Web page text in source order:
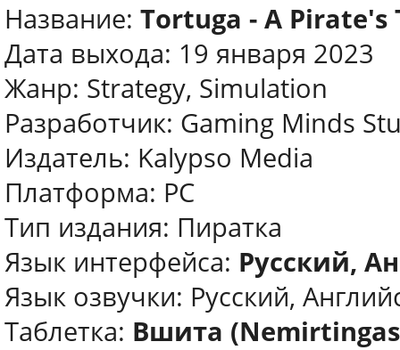
Название: Tortuga - A Pirate's
Дата выхода: 19 января 2023
Жанр: Strategy, Simulation
Разработчик: Gaming Minds
Издатель: Kalypso Media
Платформа: PC
Тип издания: Пиратка
Язык интерфейса: Русский,
Язык озвучки: Русский,
Таблетка: Вшита